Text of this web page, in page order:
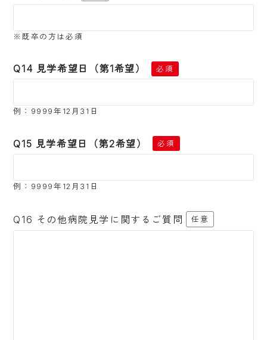
※既卒の方は必須
Q14 見学希望日（第1希望） 必須
例：9999年12月31日
Q15 見学希望日（第2希望） 必須
例：9999年12月31日
Q16 その他病院見学に関するご質問 任意